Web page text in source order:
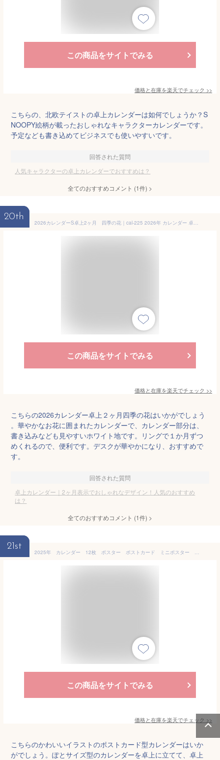
この商品をサイトでみる
価格と在庫を楽天でチェック >>
こちらの、北欧テイストの卓上カレンダーは如何でしょうか？S
NOOPY絵柄が載ったおしゃれなキャラクターカレンダーです。
予定なども書き込めてビジネスでも使いやすいです。
回答された質問
人気キャラクターの卓上カレンダーでおすすめは？
全てのおすすめコメント (1件) >
20th
2026カレンダーS卓上2ヶ月 四季の花｜cal-225 2026年 カレンダー 卓上 2ヶ月 インテリアカレンダー 花柄 花 植物 使いやすい おしゃれ 華やか 誕生日プレゼント 誕プレ 新生活 ギフト プチギフト デスク周り ビジネス オフィス 受付 会社 ノベルティ フロンティア 日本製
この商品をサイトでみる
価格と在庫を楽天でチェック >>
こちらの2026カレンダー卓上２ヶ月四季の花はいかがでしょう
。華やかなお花に囲まれたカレンダーで、カレンダー部分は、
書き込みなども見やすいホワイト地です。リングで１か月ずつ
めくれるので、便利です。デスクが華やかになり、おすすめで
す。
回答された質問
卓上カレンダー｜2ヶ月表示でおしゃれなデザイン！人気のおすすめ
は？
全てのおすすめコメント (1件) >
21st
2025年 カレンダー 12枚 ポスター ポストカード ミニポスター 壁掛け 卓上 インテリア 北欧 韓国 海外 おしゃれ かわいい くすみカラー ベージュ 淡色 グレージュ アート 玄関 雑貨 トイレ リビング 寝室 イラスト ナチュラル シンプル
この商品をサイトでみる
価格と在庫を楽天でチェック >>
こちらのかわいいイラストのポストカード型カレンダーはいか
がでしょう。ぽとサイズ型のカレンダーを卓上に立てて、卓上